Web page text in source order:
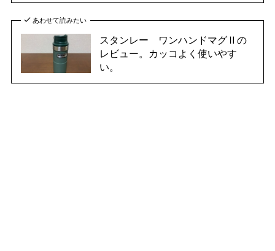
あわせて読みたい
スタンレー ワンハンドマグⅡの
レビュー。カッコよく使いやす
い。